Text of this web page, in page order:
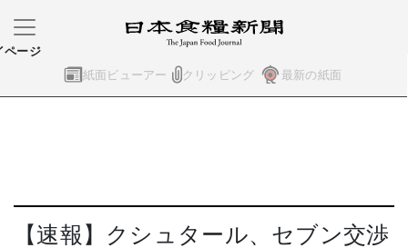
紙面ビューアー クリッピング 最新の紙面
ページ
【速報】クシュタール、セブン交渉